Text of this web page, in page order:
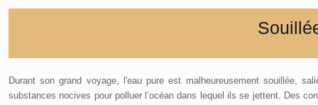
Durant son grand voyage, l'eau pure est malheureusement souillée,
substances nocives pour polluer l’océan dans lequel ils se jettent. Des